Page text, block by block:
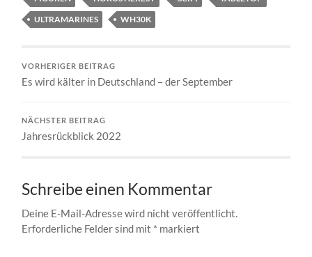
ULTRAMARINES
WH30K
VORHERIGER BEITRAG
Es wird kälter in Deutschland – der September
NÄCHSTER BEITRAG
Jahresrückblick 2022
Schreibe einen Kommentar
Deine E-Mail-Adresse wird nicht veröffentlicht.
Erforderliche Felder sind mit * markiert